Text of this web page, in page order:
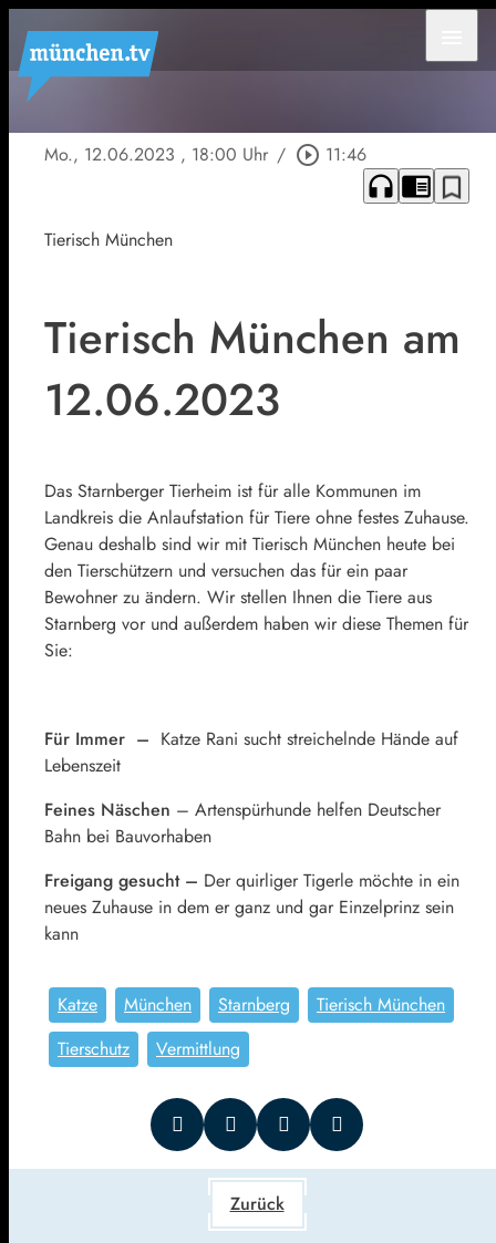
Mo., 12.06.2023 , 18:00 Uhr / play_circle_outline 11:46
headphones chrome_reader_mode bookmark_border
Tierisch München
Tierisch München am
12.06.2023
Das Starnberger Tierheim ist für alle Kommunen im
Landkreis die Anlaufstation für Tiere ohne festes Zuhause.
Genau deshalb sind wir mit Tierisch München heute bei
den Tierschützern und versuchen das für ein paar
Bewohner zu ändern. Wir stellen Ihnen die Tiere aus
Starnberg vor und außerdem haben wir diese Themen für
Sie:
Für Immer – Katze Rani sucht streichelnde Hände auf
Lebenszeit
Feines Näschen – Artenspürhunde helfen Deutscher
Bahn bei Bauvorhaben
Freigang gesucht – Der quirliger Tigerle möchte in ein
neues Zuhause in dem er ganz und gar Einzelprinz sein
kann
Katze München Starnberg
Tierisch München
Tierschutz
Vermittlung
Zurück